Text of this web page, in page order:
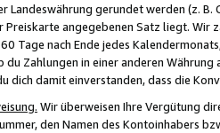
Landeswährung gerundet werden (z.
Preiskarte angegebenen Satz liegt.
Tage nach Ende jedes
du Zahlungen in einer anderen
dich damit einverstanden, dass die
Wir überweisen Ihre Vergütung
den Namen des Kontoinhabers